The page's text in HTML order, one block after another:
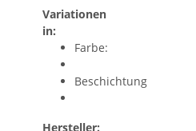
Variationen
in:
Farbe:
Beschichtung
Hersteller: